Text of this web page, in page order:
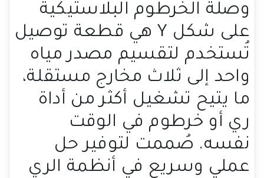
وصلة الخرطوم البلاستيكية
على شكل Y هي قطعة توصيل
تُستخدم لتقسيم مصدر مياه
واحد إلى ثلاث مخارج مستقلة،
ما يتيح تشغيل أكثر من أداة
ري أو خرطوم في الوقت
نفسه. صُممت لتوفير حل
عملي وسريع في أنظمة الري